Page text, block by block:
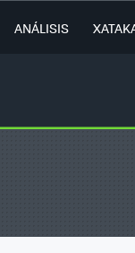
ANÁLISIS